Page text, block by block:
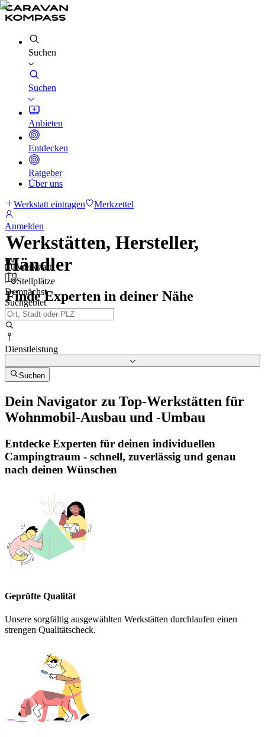
Suchen
Suchen
Anbieten
Entdecken
Ratgeber
Über uns
Werkstatt eintragen Merkzettel
Anmelden
Werkstätten, Hersteller,
Händler
Finde Experten in deiner Nähe
Werkstatt
Stellplätze
Demnächst
Suchgebiet
Dienstleistung
Suchen
Dein Navigator zu Top-Werkstätten für
Wohnmobil-Ausbau und -Umbau
Entdecke Experten für deinen individuellen
Campingtraum - schnell, zuverlässig und genau
nach deinen Wünschen
Geprüfte Qualität
Unsere sorgfältig ausgewählten Werkstätten durchlaufen einen
strengen Qualitätscheck.